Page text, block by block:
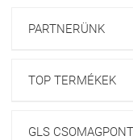
PARTNERÜNK
TOP TERMÉKEK
GLS CSOMAGPONT